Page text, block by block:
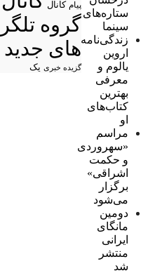
ستاره‌های
سینما
زندگی‌نامه
اروین
یالوم و
معرفی
بهترین
کتاب‌های
او
مراسم
«سهروردی
و حکمت
اشراقی»
برگزار
می‌شود
دومین
مانگای
ایرانی
منتشر
شد
پیام کانال
گروه
های جدید
گزیده خبری یک